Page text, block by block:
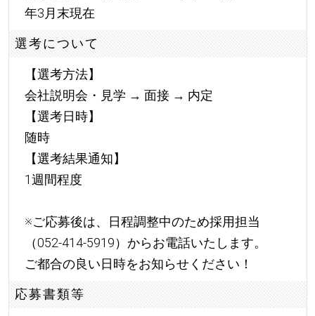
年3月末現在
選考について
【選考方法】
会社説明会・見学 → 面接 → 内定
【選考日時】
随時
【選考結果通知】
1週間程度
※ご応募後は、日程調整中のため採用担当
（052-414-5919）からお電話いたします。
ご都合の良い日時をお知らせください！
応募書類等